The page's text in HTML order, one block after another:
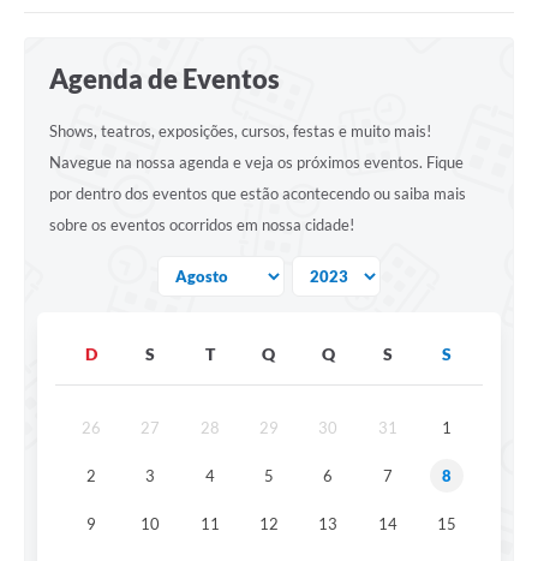
Carta de Serviços
Horários e itinerários dos ônibus urbanos de São Pedro
Protocolo - Instruções e modelos de requerimentos
Medicamentos disponíveis na Farmácia Municipal
Agenda de Eventos
Shows, teatros, exposições, cursos, festas e muito mais!
Navegue na nossa agenda e veja os próximos eventos. Fique
por dentro dos eventos que estão acontecendo ou saiba mais
sobre os eventos ocorridos em nossa cidade!
D S T Q Q S S
26 27 28 29 30 31 1
2 3 4 5 6 7 8
9 10 11 12 13 14 15